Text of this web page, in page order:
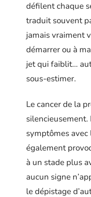
défilent chaque
traduit souvent
jamais vraiment
démarrer ou à
jet qui faiblit…
sous-estimer.
Le cancer de la
symptômes avec
également
à un stade plus
aucun signe
le dépistage